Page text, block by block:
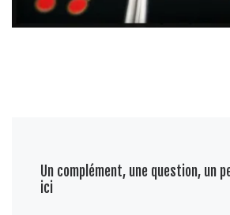
Un complément, une question, un
ici